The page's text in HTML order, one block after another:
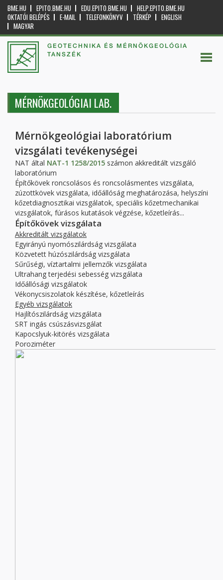
BME.HU EPITO.BME.HU EDU.EPITO.BME.HU
HELP.EPITO.BME.HU
OKTATÓI BELÉPÉS
E-MAIL TELEFONKÖNYV TÉRKÉP
ENGLISH
MAGYAR
GEOTECHNIKA ÉS MÉRNÖKGEOLÓGIA
TANSZÉK
MÉRNÖKGEOLÓGIAI LAB.
Mérnökgeológiai laboratórium
vizsgálati tevékenységei
NAT által NAT-1 1258/2015 számon akkreditált vizsgáló
laboratórium
Építőkövek roncsolásos és roncsolásmentes vizsgálata,
zúzottkövek vizsgálata, időállóság meghatározása, helyszíni
kőzetdiagnosztikai vizsgálatok, speciális kőzetmechanikai
vizsgálatok, fúrásos kutatások végzése, kőzetleírás...
Építőkövek vizsgálata
Akkreditált vizsgálatok
Egyirányú nyomószilárdság vizsgálata
Közvetett húzószilárdság vizsgálata
Sűrűségi, víztartalmi jellemzők vizsgálata
Ultrahang terjedési sebesség vizsgálata
Időállósági vizsgálatok
Vékonycsiszolatok készítése, kőzetleírás
Egyéb vizsgálatok
Hajlítószilárdság vizsgálata
SRT ingás csúszásvizsgálat
Kapocslyuk-kitörés vizsgálata
Poroziméter